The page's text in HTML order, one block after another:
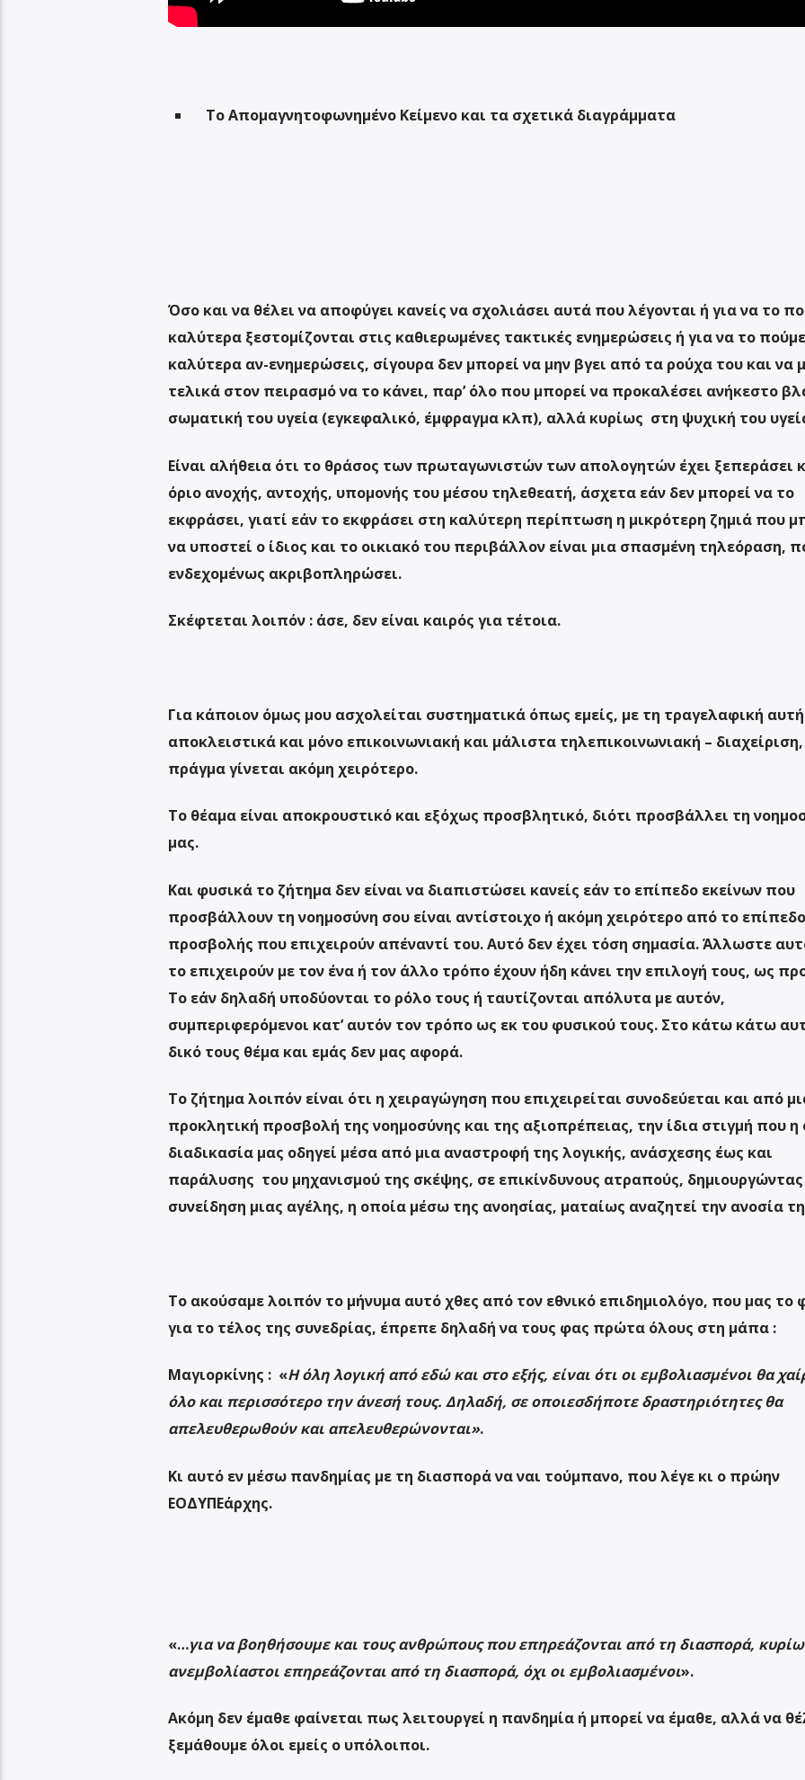
Το Απομαγνητοφωνημένο Κείμενο και τα σχετικά διαγράμματα
Όσο και να θέλει να αποφύγει κανείς να σχολιάσει αυτά που λέγονται ή για να το
καλύτερα ξεστομίζονται στις καθιερωμένες τακτικές ενημερώσεις ή για να το πούμε
καλύτερα αν-ενημερώσεις, σίγουρα δεν μπορεί να μην βγει από τα ρούχα του και να
τελικά στον πειρασμό να το κάνει, παρ’ όλο που μπορεί να προκαλέσει ανήκεστο
σωματική του υγεία (εγκεφαλικό, έμφραγμα κλπ), αλλά κυρίως στη ψυχική του
Είναι αλήθεια ότι το θράσος των πρωταγωνιστών των απολογητών έχει ξεπεράσει
όριο ανοχής, αντοχής, υπομονής του μέσου τηλεθεατή, άσχετα εάν δεν μπορεί να το
εκφράσει, γιατί εάν το εκφράσει στη καλύτερη περίπτωση η μικρότερη ζημιά που
να υποστεί ο ίδιος και το οικιακό του περιβάλλον είναι μια σπασμένη τηλεόραση,
ενδεχομένως ακριβοπληρώσει.
Σκέφτεται λοιπόν : άσε, δεν είναι καιρός για τέτοια.
Για κάποιον όμως μου ασχολείται συστηματικά όπως εμείς, με τη τραγελαφική
αποκλειστικά και μόνο επικοινωνιακή και μάλιστα τηλεπικοινωνιακή –
πράγμα γίνεται ακόμη χειρότερο.
Το θέαμα είναι αποκρουστικό και εξόχως προσβλητικό, διότι προσβάλλει τη
μας.
Και φυσικά το ζήτημα δεν είναι να διαπιστώσει κανείς εάν το επίπεδο εκείνων που
προσβάλλουν τη νοημοσύνη σου είναι αντίστοιχο ή ακόμη χειρότερο από το
προσβολής που επιχειρούν απέναντί του. Αυτό δεν έχει τόση σημασία. Άλλωστε
το επιχειρούν με τον ένα ή τον άλλο τρόπο έχουν ήδη κάνει την επιλογή τους, ως
Το εάν δηλαδή υποδύονται το ρόλο τους ή ταυτίζονται απόλυτα με αυτόν,
συμπεριφερόμενοι κατ’ αυτόν τον τρόπο ως εκ του φυσικού τους. Στο κάτω κάτω
δικό τους θέμα και εμάς δεν μας αφορά.
Το ζήτημα λοιπόν είναι ότι η χειραγώγηση που επιχειρείται συνοδεύεται και από
προκλητική προσβολή της νοημοσύνης και της αξιοπρέπειας, την ίδια στιγμή που η
διαδικασία μας οδηγεί μέσα από μια αναστροφή της λογικής, ανάσχεσης έως και
παράλυσης του μηχανισμού της σκέψης, σε επικίνδυνους ατραπούς,
συνείδηση μιας αγέλης, η οποία μέσω της ανοησίας, ματαίως αναζητεί την ανοσία
Το ακούσαμε λοιπόν το μήνυμα αυτό χθες από τον εθνικό επιδημιολόγο, που μας το
για το τέλος της συνεδρίας, έπρεπε δηλαδή να τους φας πρώτα όλους στη μάπα :
Μαγιορκίνης : «Η όλη λογική από εδώ και στο εξής, είναι ότι οι εμβολιασμένοι θα
όλο και περισσότερο την άνεσή τους. Δηλαδή, σε οποιεσδήποτε δραστηριότητες θα
απελευθερωθούν και απελευθερώνονται».
Κι αυτό εν μέσω πανδημίας με τη διασπορά να ναι τούμπανο, που λέγε κι ο πρώην
ΕΟΔΥΠΕάρχης.
«…για να βοηθήσουμε και τους ανθρώπους που επηρεάζονται από τη διασπορά,
ανεμβολίαστοι επηρεάζονται από τη διασπορά, όχι οι εμβολιασμένοι».
Ακόμη δεν έμαθε φαίνεται πως λειτουργεί η πανδημία ή μπορεί να έμαθε, αλλά να
ξεμάθουμε όλοι εμείς ο υπόλοιποι.